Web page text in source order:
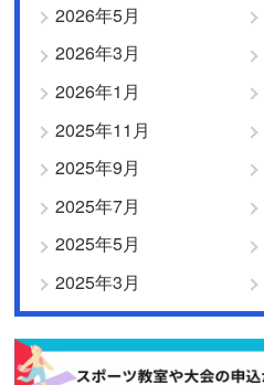
2026年5月
2026年3月
2026年1月
2025年11月
2025年9月
2025年7月
2025年5月
2025年3月